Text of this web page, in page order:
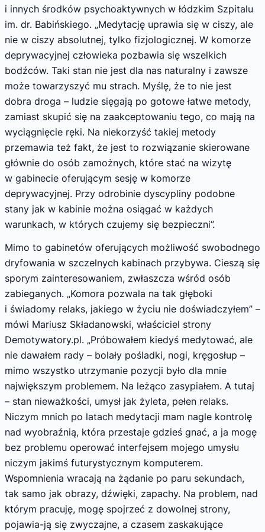
i innych środków psychoaktywnych w łódzkim Szpitalu
im. dr. Babińskiego. „Medytację uprawia się w ciszy, ale
nie w ciszy absolutnej, tylko fizjologicznej. W komorze
deprywacyjnej człowieka pozbawia się wszelkich
bodźców. Taki stan nie jest dla nas naturalny i zawsze
może towarzyszyć mu strach. Myślę, że to nie jest
dobra droga – ludzie sięgają po gotowe łatwe metody,
zamiast skupić się na zaakceptowaniu tego, co mają na
wyciągnięcie ręki. Na niekorzyść takiej metody
przemawia też fakt, że jest to rozwiązanie skierowane
głównie do osób zamożnych, które stać na wizytę
w gabinecie oferującym sesję w komorze
deprywacyjnej. Przy odrobinie dyscypliny podobne
stany jak w kabinie można osiągać w każdych
warunkach, w których czujemy się bezpieczni”.
Mimo to gabinetów oferujących możliwość swobodnego
dryfowania w szczelnych kabinach przybywa. Cieszą się
sporym zainteresowaniem, zwłaszcza wśród osób
zabieganych. „Komora pozwala na tak głęboki
i świadomy relaks, jakiego w życiu nie doświadczyłem” –
mówi Mariusz Składanowski, właściciel strony
Demotywatory.pl. „Próbowałem kiedyś medytować, ale
nie dawałem rady – bolały pośladki, nogi, kręgosłup –
mimo wszystko utrzymanie pozycji było dla mnie
największym problemem. Na leżąco zasypiałem. A tutaj
– stan nieważkości, umysł jak żyleta, pełen relaks.
Niczym mnich po latach medytacji mam nagle kontrolę
nad wyobraźnią, która przestaje gdzieś gnać, a ja mogę
bez problemu operować interfejsem mojego umysłu
niczym jakimś futurystycznym komputerem.
Wspomnienia wracają na żądanie po paru sekundach,
tak samo jak obrazy, dźwięki, zapachy. Na problem, nad
którym pracuję, mogę spojrzeć z dowolnej strony,
pojawia-ją się zwyczajne, a czasem zaskakujące